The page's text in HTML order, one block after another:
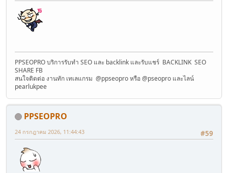
PPSEOPRO บริการรับทำ SEO และ backlink และรับแชร์ BACKLINK SEO
SHARE FB
สนใจติดต่อ งานทัก เทเลแกรม @ppseopro หรือ @pseopro และไลน์
pearlukpee
PPSEOPRO
#59
24 กรกฎาคม 2026, 11:44:43